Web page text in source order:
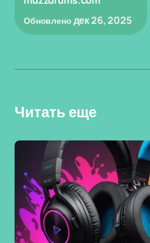
Обновлено дек 26, 2025
Читать еще